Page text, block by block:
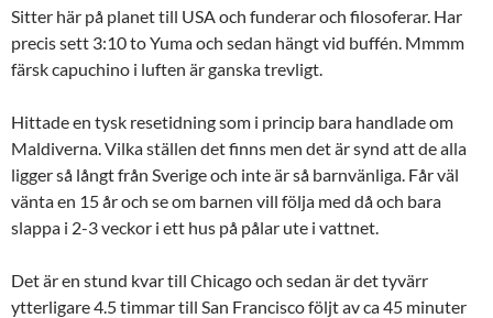
Sitter här på planet till USA och funderar och filosoferar. Har
precis sett 3:10 to Yuma och sedan hängt vid buffén. Mmmm
färsk capuchino i luften är ganska trevligt.
Hittade en tysk resetidning som i princip bara handlade om
Maldiverna. Vilka ställen det finns men det är synd att de alla
ligger så långt från Sverige och inte är så barnvänliga. Får väl
vänta en 15 år och se om barnen vill följa med då och bara
slappa i 2-3 veckor i ett hus på pålar ute i vattnet.
Det är en stund kvar till Chicago och sedan är det tyvärr
ytterligare 4.5 timmar till San Francisco följt av ca 45 minuter